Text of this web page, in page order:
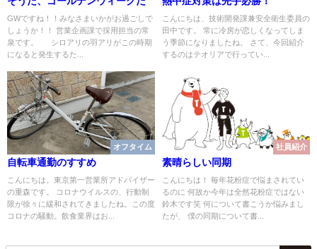
GWですね！！みなさまいかがお過ごしで
しょうか！！ 営業企画課で採用担当の常
泉です。 シロアリの羽アリがこの時期
になると発生するた...
こんにちは、技術開発課兼安全衛生委員の
田中です。 常に冷房が恋しくなってしま
う季節になりましたね。 さて、今回紹介
するのはテオリアで行ってい...
オフタイム
自転車通勤のすすめ
こんにちは。東京第一営業所アドバイザー
の重森です。 コロナウイルスの、行動制
限が徐々に緩和されてきましたね。この度
コロナの騒動。飲食業界はお...
社員紹介
素晴らしい同期
こんにちは！ 毎年花粉症で悩まされてい
るのに 何故か今年は全然花粉症ではない
鈴木です笑 何について書こうか悩みまし
たが、 僕の同期について書...